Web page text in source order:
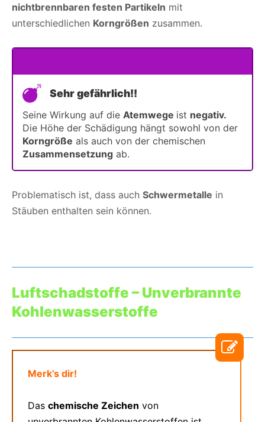
nichtbrennbaren festen Partikeln mit
unterschiedlichen Korngrößen zusammen.
Sehr gefährlich!!
Seine Wirkung auf die Atemwege ist negativ.
Die Höhe der Schädigung hängt sowohl von der
Korngröße als auch von der chemischen
Zusammensetzung ab.
Problematisch ist, dass auch Schwermetalle in
Stäuben enthalten sein können.
Luftschadstoffe – Unverbrannte
Kohlenwasserstoffe
Merk’s dir!
Das chemische Zeichen von